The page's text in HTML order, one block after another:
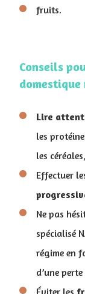
fruits.
Conseils
domestique
Lire
les
les
Effectuer
Ne pas
spécialisé
régime en
d’une
Éviter les